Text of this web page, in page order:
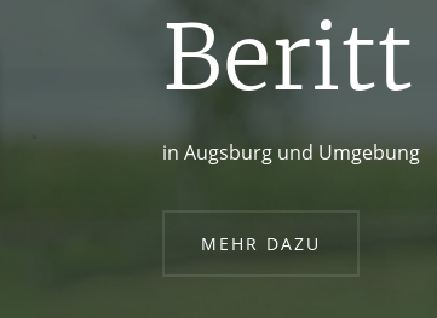
Beritt
in Augsburg und Umgebung
MEHR DAZU